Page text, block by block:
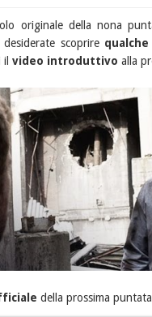
originale della nona
scoprire
video introduttivo alla
della prossima